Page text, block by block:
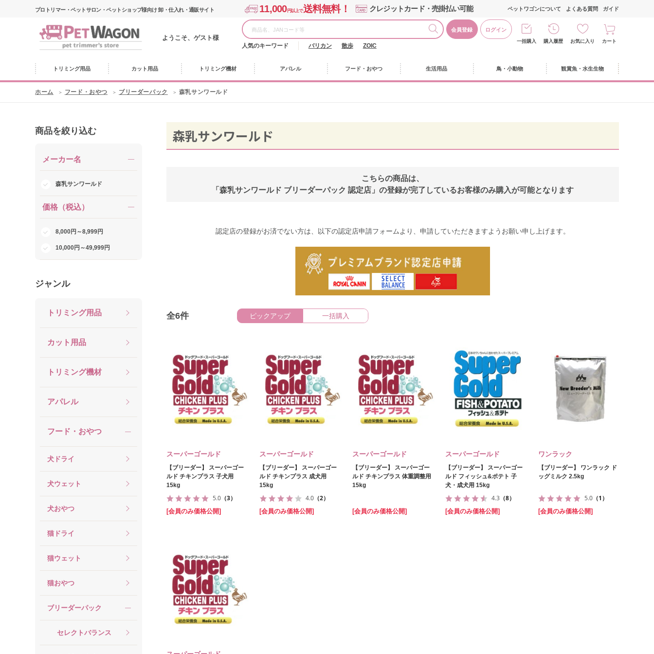
プロトリマー・ペットサロン・ペットショップ様向け 卸・仕入れ・通販サイト 11,000円以上で送料無料！ クレジットカード・売掛払い可能
ようこそ、ゲスト様
会員登録 ログイン
人気のキーワード バリカン 散歩 ZOIC
ペットワゴンについて よくある質問 ガイド
一括購入 購入履歴 お気に入り カート
トリミング用品 カット用品 トリミング機材 アパレル フード・おやつ 生活用品 鳥・小動物 観賞魚・水生生物
ホーム フード・おやつ ブリーダーパック 森乳サンワールド
商品を絞り込む
メーカー名
森乳サンワールド
価格（税込）
8,000円～8,999円
10,000円～49,999円
ジャンル
トリミング用品
カット用品
トリミング機材
アパレル
フード・おやつ
犬ドライ
犬ウェット
犬おやつ
猫ドライ
猫ウェット
猫おやつ
ブリーダーパック
セレクトバランス
森乳サンワールド
こちらの商品は、
「森乳サンワールド ブリーダーパック 認定店」の登録が完了しているお客様のみ購入が可能となります
認定店の登録がお済でない方は、以下の認定店申請フォームより、申請していただきますようお願い申し上げます。
全6件 ピックアップ 一括購入
スーパーゴールド
【ブリーダー】 スーパーゴー
ルド チキンプラス 子犬用
15kg
5.0 （3）
[会員のみ価格公開]
スーパーゴールド
【ブリーダー】 スーパーゴー
ルド チキンプラス 成犬用
15kg
4.0 （2）
[会員のみ価格公開]
スーパーゴールド
【ブリーダー】 スーパーゴー
ルド チキンプラス 体重調整用
15kg
[会員のみ価格公開]
スーパーゴールド
【ブリーダー】 スーパーゴー
ルド フィッシュ&ポテト 子
犬・成犬用 15kg
4.3 （8）
[会員のみ価格公開]
ワンラック
【ブリーダー】 ワンラック ド
ッグミルク 2.5kg
5.0 （1）
[会員のみ価格公開]